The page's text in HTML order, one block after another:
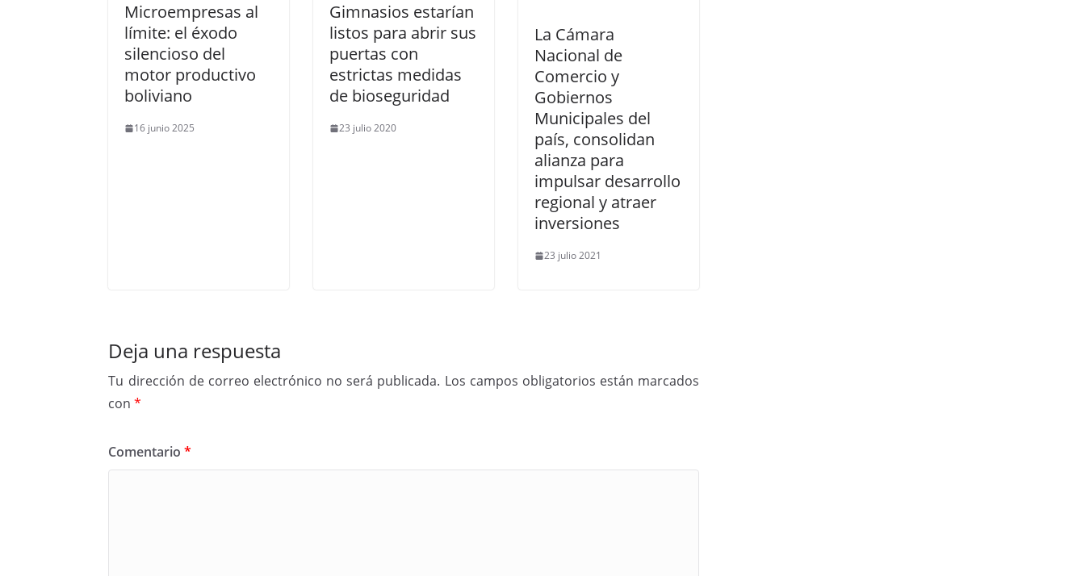
Microempresas al
límite: el éxodo
silencioso del
motor productivo
boliviano
16 junio 2025
Gimnasios estarían
listos para abrir sus
puertas con
estrictas medidas
de bioseguridad
23 julio 2020
La Cámara
Nacional de
Comercio y
Gobiernos
Municipales del
país, consolidan
alianza para
impulsar desarrollo
regional y atraer
inversiones
23 julio 2021
Deja una respuesta
Tu dirección de correo electrónico no será publicada. Los campos obligatorios están marcados
con*
Comentario*